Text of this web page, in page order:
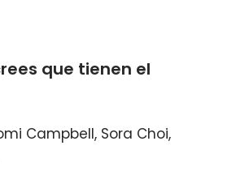
que tienen el
Campbell, Sora Choi,